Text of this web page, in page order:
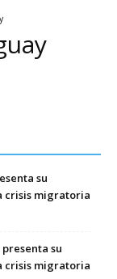
su
crisis migratoria
presenta su
crisis migratoria